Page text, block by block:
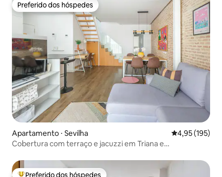
Preferido dos hóspedes
Preferido dos hóspedes
Apartamento ⋅ Sevilha 4,95 de uma
4,95 (195)
Cobertura com terraço e jacuzzi em Triana e
Preferido dos hóspedes